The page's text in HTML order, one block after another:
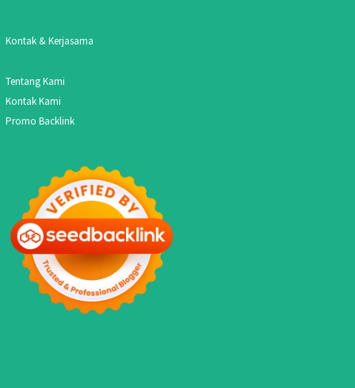
Kontak & Kerjasama
Tentang Kami
Kontak Kami
Promo Backlink